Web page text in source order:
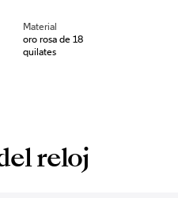
Material
oro rosa de 18
quilates
reloj